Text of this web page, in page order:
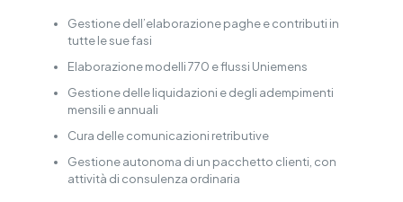
Gestione dell’elaborazione paghe e contributi in
tutte le sue fasi
Elaborazione modelli 770 e flussi Uniemens
Gestione delle liquidazioni e degli adempimenti
mensili e annuali
Cura delle comunicazioni retributive
Gestione autonoma di un pacchetto clienti, con
attività di consulenza ordinaria